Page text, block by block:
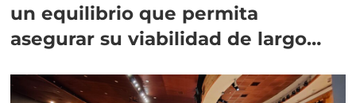
un equilibrio que permita
asegurar su viabilidad de largo